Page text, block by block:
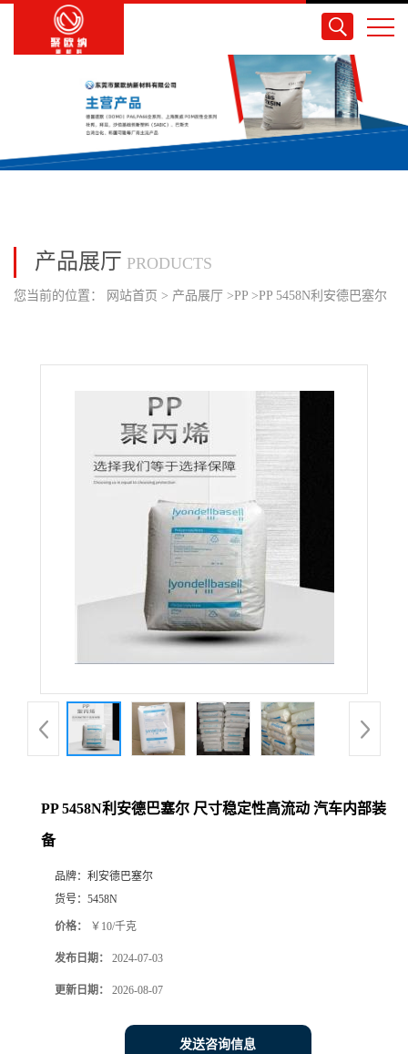
产品展厅 PRODUCTS
您当前的位置： 网站首页 > 产品展厅 >PP >PP 5458N利安德巴塞尔
PP 5458N利安德巴塞尔 尺寸稳定性高流动 汽车内部装
备
品牌： 利安德巴塞尔
货号： 5458N
价格： ￥10/千克
发布日期： 2024-07-03
更新日期： 2026-08-07
发送咨询信息